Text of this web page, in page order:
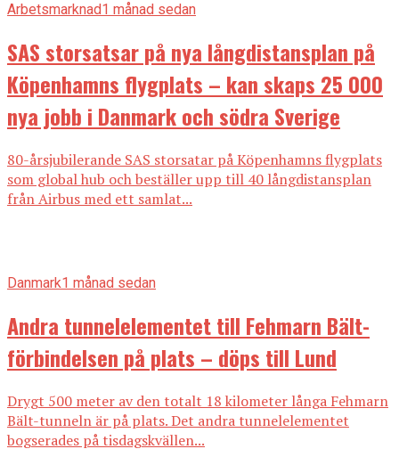
Arbetsmarknad1 månad sedan
SAS storsatsar på nya långdistansplan på
Köpenhamns flygplats – kan skaps 25 000
nya jobb i Danmark och södra Sverige
80-årsjubilerande SAS storsatar på Köpenhamns flygplats
som global hub och beställer upp till 40 långdistansplan
från Airbus med ett samlat...
Danmark1 månad sedan
Andra tunnelelementet till Fehmarn Bält-
förbindelsen på plats – döps till Lund
Drygt 500 meter av den totalt 18 kilometer långa Fehmarn
Bält-tunneln är på plats. Det andra tunnelelementet
bogserades på tisdagskvällen...